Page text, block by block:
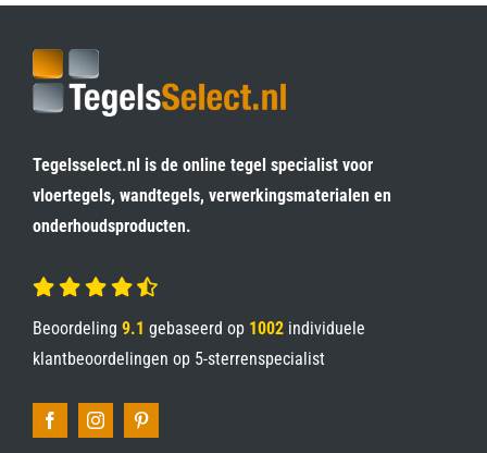
Tegelsselect.nl is de online tegel specialist voor
vloertegels, wandtegels, verwerkingsmaterialen en
onderhoudsproducten.
Beoordeling 9.1 gebaseerd op 1002individuele
klantbeoordelingen op 5-sterrenspecialist